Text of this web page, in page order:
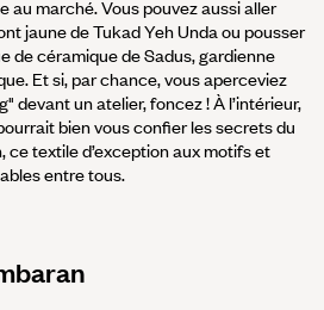
au marché. Vous pouvez aussi aller
jaune de Tukad Yeh Unda ou pousser
de céramique de Sadus, gardienne
Et si, par chance, vous aperceviez
devant un atelier, foncez ! À l’intérieur,
bien vous confier les secrets du
ce textile d’exception aux motifs et
entre tous.